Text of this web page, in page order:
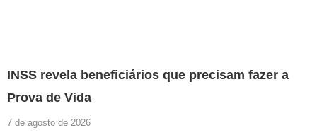
INSS revela beneficiários que precisam fazer a
Prova de Vida
7 de agosto de 2026